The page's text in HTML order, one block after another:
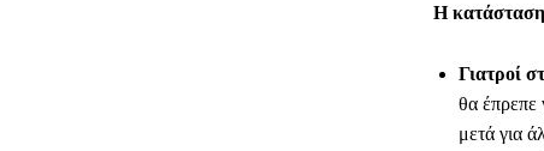
Η
Γιατροί
θα έπρεπε
μετά για